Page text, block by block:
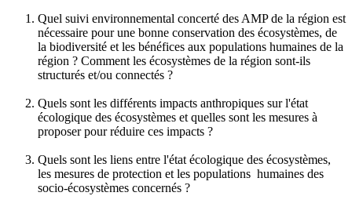
Quel suivi environnemental concerté des AMP de la région est
nécessaire pour une bonne conservation des écosystèmes, de
la biodiversité et les bénéfices aux populations humaines de la
région ? Comment les écosystèmes de la région sont-ils
structurés et/ou connectés ?
Quels sont les différents impacts anthropiques sur l'état
écologique des écosystèmes et quelles sont les mesures à
proposer pour réduire ces impacts ?
Quels sont les liens entre l'état écologique des écosystèmes,
les mesures de protection et les populations humaines des
socio-écosystèmes concernés ?